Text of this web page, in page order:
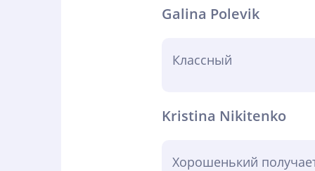
Galina Polevik
Классный
Kristina Nikitenko
Хорошенький